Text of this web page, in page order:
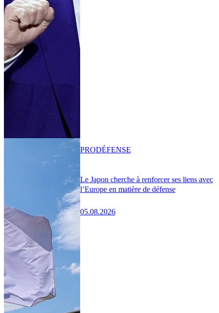
Le Japon cherche à renforcer ses liens avec
l’Europe en matière de défense
05.08.2026
PRODÉFENSE